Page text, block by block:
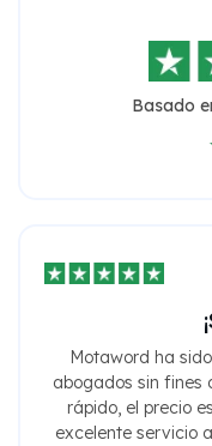
Basado
Motaword ha
abogados sin fines
rápido, el precio
excelente servicio